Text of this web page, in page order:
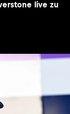
live zu